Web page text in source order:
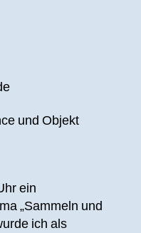
und Objekt
ein
„Sammeln und
ich als